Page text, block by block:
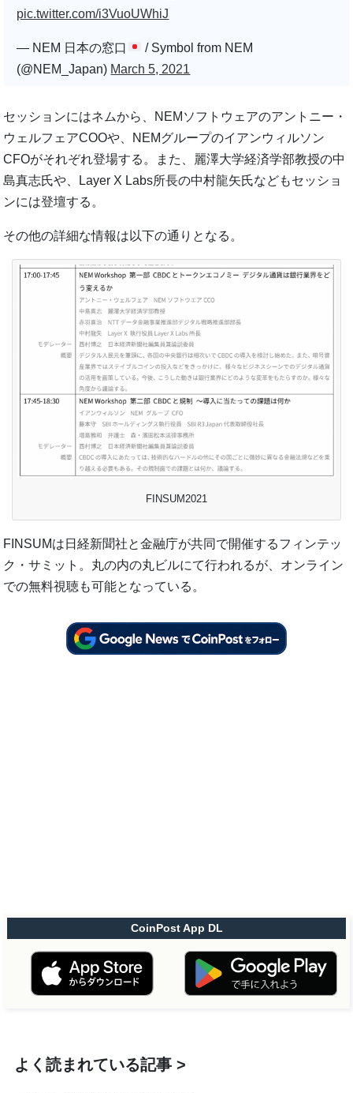
pic.twitter.com/i3VuoUWhiJ
— NEM 日本の窓口
/ Symbol from NEM
(@NEM_Japan) March 5, 2021
セッションにはネムから、NEMソフトウェアのアントニー・
ウェルフェアCOOや、NEMグループのイアンウィルソン
CFOがそれぞれ登場する。また、麗澤大学経済学部教授の中
島真志氏や、Layer X Labs所長の中村龍矢氏などもセッショ
ンには登壇する。
その他の詳細な情報は以下の通りとなる。
FINSUM2021
FINSUMは日経新聞社と金融庁が共同で開催するフィンテッ
ク・サミット。丸の内の丸ビルにて行われるが、オンライン
での無料視聴も可能となっている。
CoinPost App DL
よく読まれている記事